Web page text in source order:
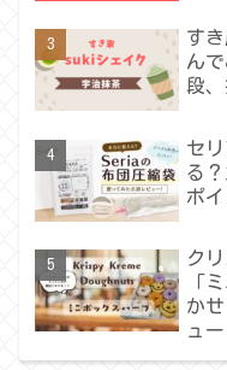
す
ん
段
セ
る
ポ
ク
「
か
ュー